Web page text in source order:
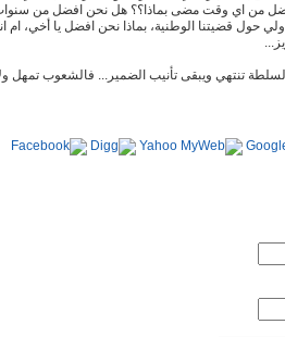
افضل من اي وقت مضى بماذا؟؟ هل نحن افضل من
حول قضيتنا الوطنية، بماذا نحن افضل يا أخي، ام
تنتهي ويبقى تأنيب الضمير... فالشعوب تمهل